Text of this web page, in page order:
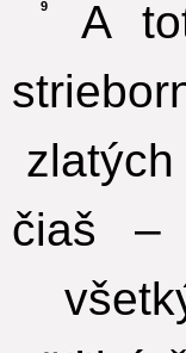
9
A
čiaš –